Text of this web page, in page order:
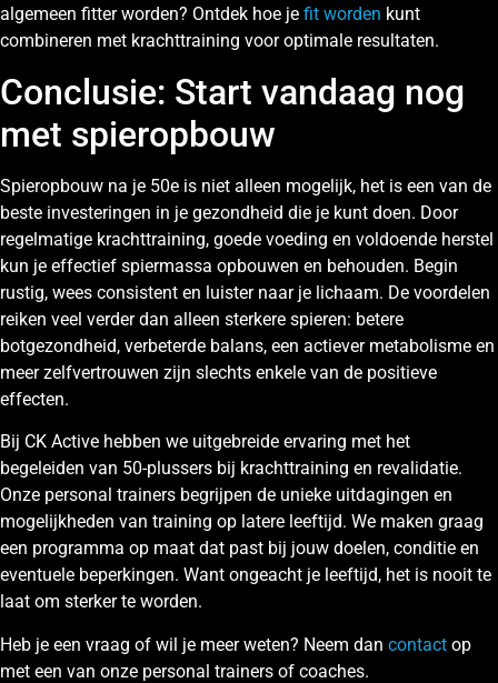
algemeen fitter worden? Ontdek hoe je fit worden kunt
combineren met krachttraining voor optimale resultaten.
Conclusie: Start vandaag nog
met spieropbouw
Spieropbouw na je 50e is niet alleen mogelijk, het is een van de
beste investeringen in je gezondheid die je kunt doen. Door
regelmatige krachttraining, goede voeding en voldoende herstel
kun je effectief spiermassa opbouwen en behouden. Begin
rustig, wees consistent en luister naar je lichaam. De voordelen
reiken veel verder dan alleen sterkere spieren: betere
botgezondheid, verbeterde balans, een actiever metabolisme en
meer zelfvertrouwen zijn slechts enkele van de positieve
effecten.
Bij CK Active hebben we uitgebreide ervaring met het
begeleiden van 50-plussers bij krachttraining en revalidatie.
Onze personal trainers begrijpen de unieke uitdagingen en
mogelijkheden van training op latere leeftijd. We maken graag
een programma op maat dat past bij jouw doelen, conditie en
eventuele beperkingen. Want ongeacht je leeftijd, het is nooit te
laat om sterker te worden.
Heb je een vraag of wil je meer weten? Neem dan contact op
met een van onze personal trainers of coaches.